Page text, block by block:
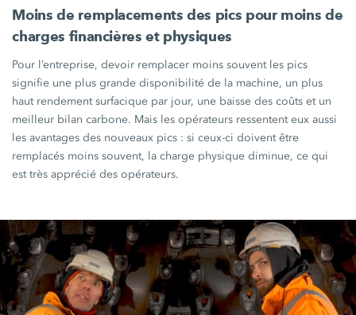
Moins de remplacements des pics pour moins de
charges financières et physiques
Pour l’entreprise, devoir remplacer moins souvent les pics
signifie une plus grande disponibilité de la machine, un plus
haut rendement surfacique par jour, une baisse des coûts et un
meilleur bilan carbone. Mais les opérateurs ressentent eux aussi
les avantages des nouveaux pics : si ceux-ci doivent être
remplacés moins souvent, la charge physique diminue, ce qui
est très apprécié des opérateurs.